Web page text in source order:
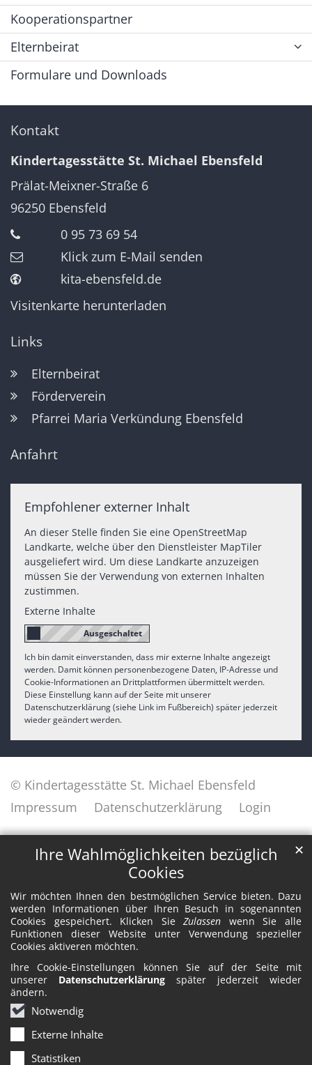
Ihre Wahlmöglichkeiten bezüglich
Cookies
Wir möchten Ihnen den bestmöglichen Service bieten. Dazu
werden Informationen über Ihren Besuch in sogenannten
Cookies gespeichert. Klicken SieZulassen wenn Sie alle
Funktionen dieser Website unter Verwendung spezieller
Cookies aktiveren möchten.
Ihre Cookie-Einstellungen können Sie auf der Seite mit
unserer Datenschutzerklärung später jederzeit wieder
ändern.
Notwendig
Externe Inhalte
Statistiken
✕
Kooperationspartner
Elternbeirat
Formulare und Downloads
Kontakt
Kindertagesstätte St. Michael Ebensfeld
Prälat-Meixner-Straße 6
96250 Ebensfeld
0 95 73 69 54
Klick zum E-Mail senden
kita-ebensfeld.de
Visitenkarte herunterladen
Links
Elternbeirat
Förderverein
Pfarrei Maria Verkündung Ebensfeld
Anfahrt
Empfohlener externer Inhalt
An dieser Stelle finden Sie eine OpenStreetMap
Landkarte, welche über den Dienstleister MapTiler
ausgeliefert wird. Um diese Landkarte anzuzeigen
müssen Sie der Verwendung von externen Inhalten
zustimmen.
Externe Inhalte
Ich bin damit einverstanden, dass mir externe Inhalte angezeigt
werden. Damit können personenbezogene Daten, IP-Adresse und
Cookie-Informationen an Drittplattformen übermittelt werden.
Diese Einstellung kann auf der Seite mit unserer
Datenschutzerklärung (siehe Link im Fußbereich) später jederzeit
wieder geändert werden.
© Kindertagesstätte St. Michael Ebensfeld
Impressum
Datenschutzerklärung Login